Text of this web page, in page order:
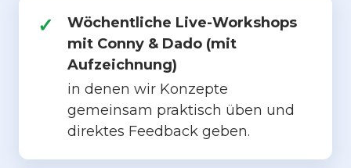
Wöchentliche Live-Workshops
mit Conny & Dado (mit
Aufzeichnung)
in denen wir Konzepte
gemeinsam praktisch üben und
direktes Feedback geben.